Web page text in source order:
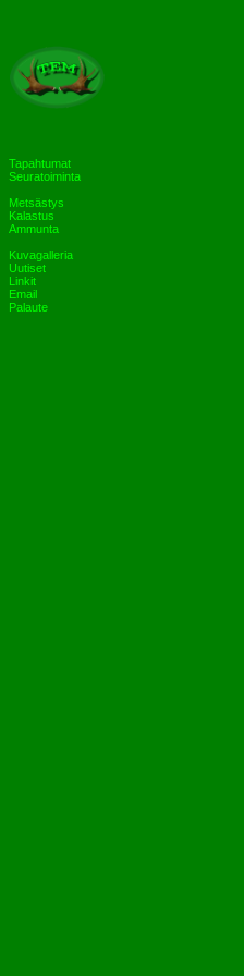
Tapahtumat
Seuratoiminta
Metsästys
Kalastus
Ammunta
Kuvagalleria
Uutiset
Linkit
Email
Palaute